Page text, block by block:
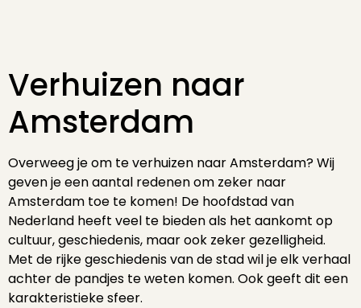
Verhuizen naar
Amsterdam
Overweeg je om te verhuizen naar Amsterdam? Wij
geven je een aantal redenen om zeker naar
Amsterdam toe te komen! De hoofdstad van
Nederland heeft veel te bieden als het aankomt op
cultuur, geschiedenis, maar ook zeker gezelligheid.
Met de rijke geschiedenis van de stad wil je elk verhaal
achter de pandjes te weten komen. Ook geeft dit een
karakteristieke sfeer.